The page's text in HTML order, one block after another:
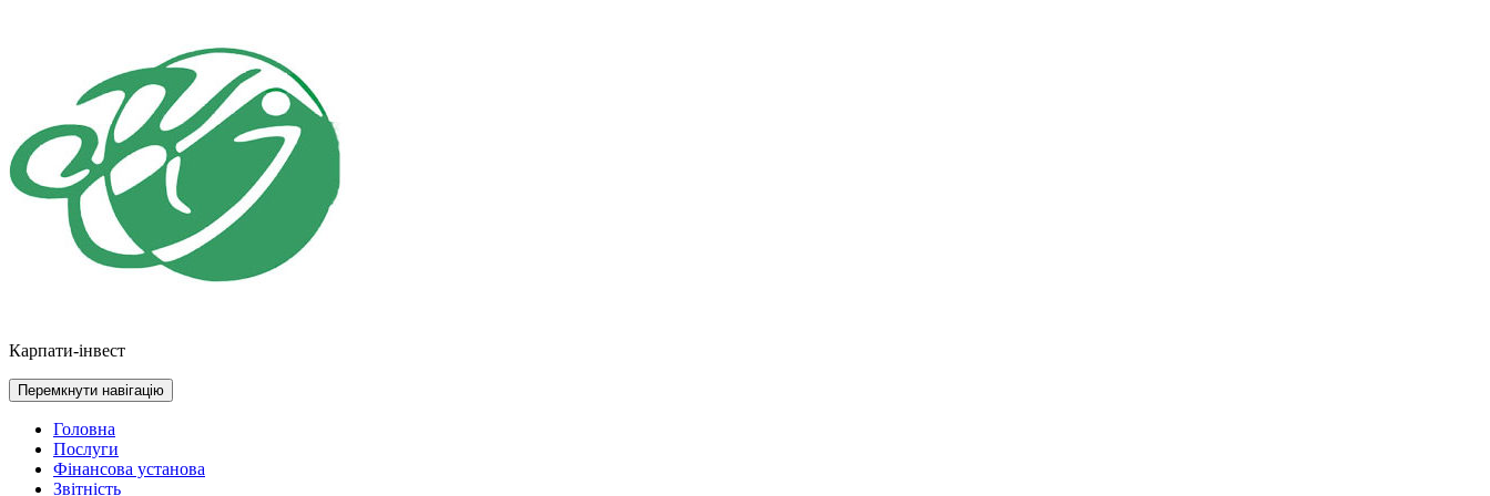
Карпати-інвест
Перемкнути навігацію
Головна
Послуги
Фінансова установа
Звітність